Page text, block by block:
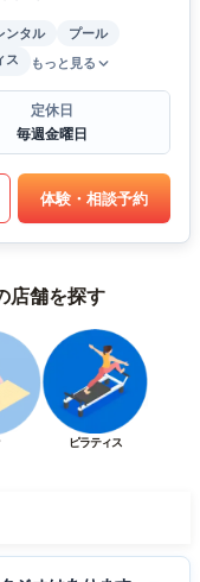
ンタル
プール
ス もっと見る
定休日
毎週金曜日
体験・相談予約
店舗を探す
ピラティス